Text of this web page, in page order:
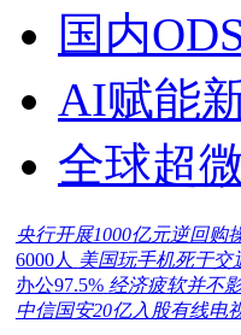
国内
AI赋能
全球超
央行开展1000亿元逆回购
6000人 美国玩手机死于交
办公97.5% 经济疲软并不
中信国安20亿入股有线电